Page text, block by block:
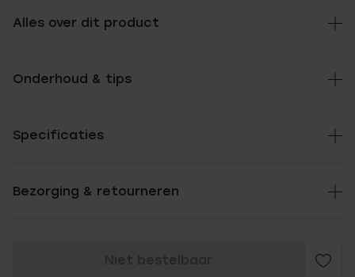
Alles over dit product
Onderhoud & tips
Specificaties
Bezorging & retourneren
Niet bestelbaar